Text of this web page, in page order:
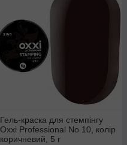
Гель-краска для стемпінгу
Oxxi Professional No 10, колір
коричневий, 5 г